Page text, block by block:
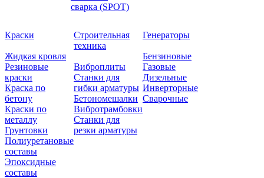
сварка (SPOT)
Краски
Жидкая кровля
Резиновые
краски
Краска по
бетону
Краски по
металлу
Грунтовки
Полиуретановые
составы
Эпоксидные
составы
Строительная
техника
Виброплиты
Станки для
гибки арматуры
Бетономешалки
Вибротрамбовки
Станки для
резки арматуры
Генераторы
Бензиновые
Газовые
Дизельные
Инверторные
Сварочные